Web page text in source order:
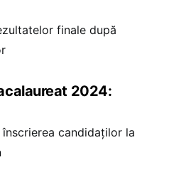
finale după
2024:
candidaților la